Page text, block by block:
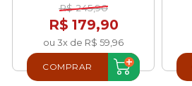
R$ 245,90
R$ 179,90
ou 3x de R$ 59,96
COMPRAR